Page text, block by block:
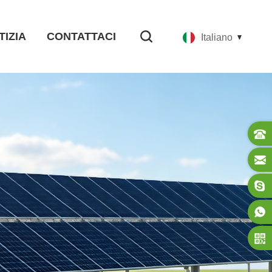
Italiano
CONTATTACI